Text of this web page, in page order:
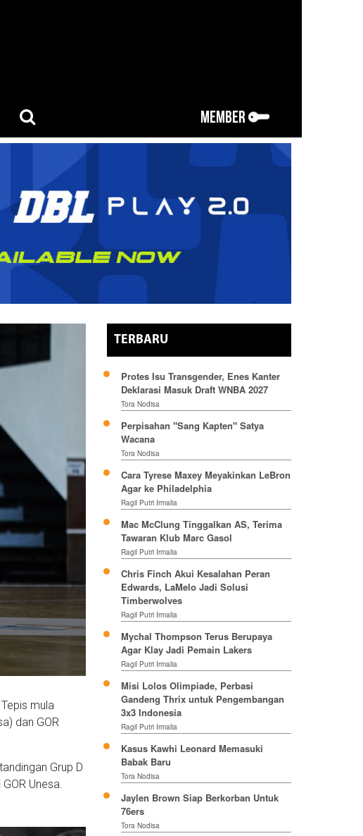
MEMBER
mula
dan GOR
Grup D
Unesa.
TERBARU
Protes Isu Transgender, Enes Kanter
Deklarasi Masuk Draft WNBA 2027
Tora Nodisa
Perpisahan "Sang Kapten" Satya
Wacana
Tora Nodisa
Cara Tyrese Maxey Meyakinkan LeBron
Agar ke Philadelphia
Ragil Putri Irmalia
Mac McClung Tinggalkan AS, Terima
Tawaran Klub Marc Gasol
Ragil Putri Irmalia
Chris Finch Akui Kesalahan Peran
Edwards, LaMelo Jadi Solusi
Timberwolves
Ragil Putri Irmalia
Mychal Thompson Terus Berupaya
Agar Klay Jadi Pemain Lakers
Ragil Putri Irmalia
Misi Lolos Olimpiade, Perbasi
Gandeng Thrix untuk Pengembangan
3x3 Indonesia
Ragil Putri Irmalia
Kasus Kawhi Leonard Memasuki
Babak Baru
Tora Nodisa
Jaylen Brown Siap Berkorban Untuk
76ers
Tora Nodisa